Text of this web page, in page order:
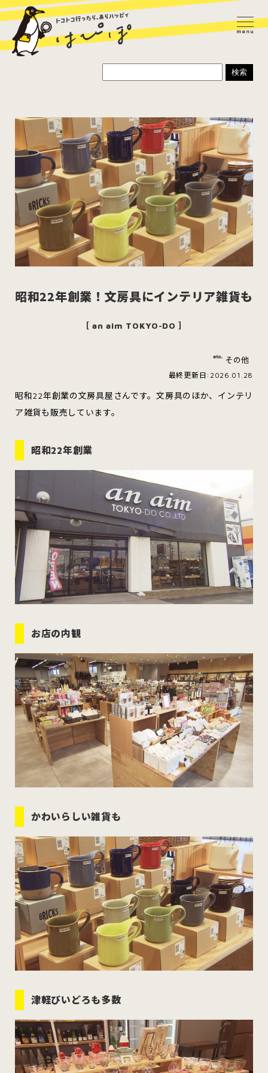
ラーメン カレー
パスタ 寿司
すべてのカテゴリをみる
青森市
弘前市 黒石市 平川市
むつ市 十和田市 三沢市
八戸市
ホーム
お問い合わせ
公式Instagram
公式X
昭和22年創業！文房具にインテリア雑貨も
［ an aim TOKYO-DO ］
その他
最終更新日:2026.01.28
昭和22年創業の文房具屋さんです。文房具のほか、インテリ
ア雑貨も販売しています。
昭和22年創業
お店の内観
かわいらしい雑貨も
津軽びいどろも多数